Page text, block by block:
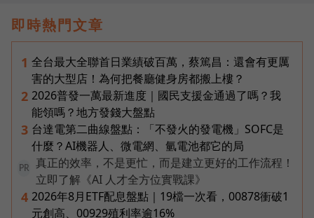
即時熱門文章
1 全台最大全聯首日業績破百萬，蔡篤昌：還會有更厲
害的大型店！為何把餐廳健身房都搬上樓？
2 2026普發一萬最新進度｜國民支援金通過了嗎？我
能領嗎？地方發錢大盤點
3 台達電第二曲線盤點：「不發火的發電機」SOFC是
什麼？AI機器人、微電網、氫電池都它的局
PR
真正的效率，不是更忙，而是建立更好的工作流程！
立即了解《AI 人才全方位實戰課》
4 2026年8月ETF配息盤點｜19檔一次看，00878衝破1
元創高、00929殖利率逾16%